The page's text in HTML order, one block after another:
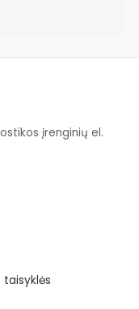
įrenginių el.